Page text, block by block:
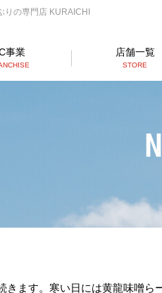
りの専門店 KURAICHI
事業 店舗一覧
STORE
らーめん店一
テイクアウト/デ
きます。寒い日には黄龍味噌ら